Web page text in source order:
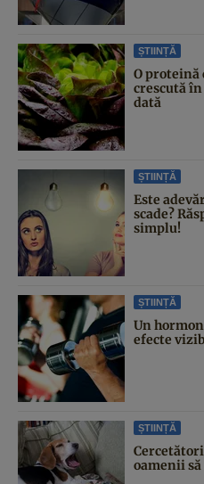
ȘTIINȚĂ
O proteină
crescută
dată
ȘTIINȚĂ
Este
scade?
simplu!
ȘTIINȚĂ
Un
efecte
ȘTIINȚĂ
oamenii